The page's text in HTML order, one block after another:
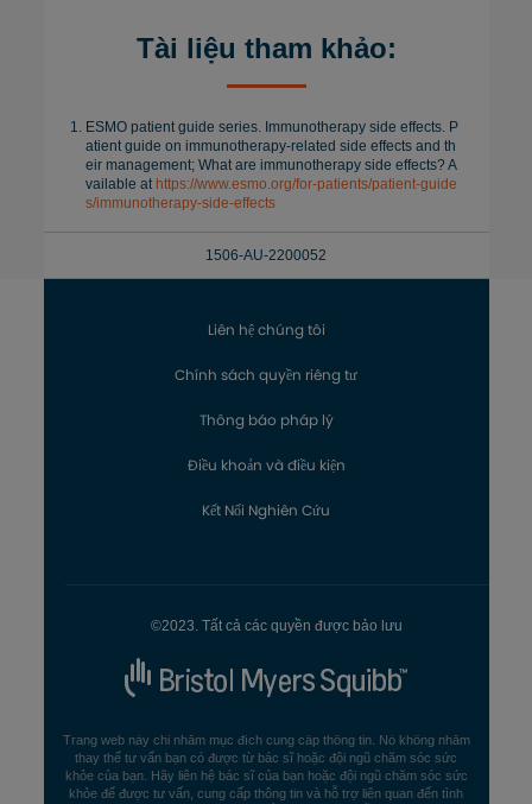
Tài liệu tham khảo:
ESMO patient guide series. Immunotherapy side effects. P
atient guide on immunotherapy-related side effects and th
eir management; What are immunotherapy side effects? A
vailable at https://www.esmo.org/for-patients/patient-guide
s/immunotherapy-side-effects
1506-AU-2200052
©2023. Tất cả các quyền được bảo lưu
Liên hệ chúng tôi
Chính sách quyền riêng tư
Thông báo pháp lý
Điều khoản và điều kiện
Kết Nối Nghiên Cứu
Trang web này chỉ nhằm mục đích cung cấp thông tin. Nó không nhằm
thay thế tư vấn bạn có được từ bác sĩ hoặc đội ngũ chăm sóc sức
khỏe của bạn. Hãy liên hệ bác sĩ của bạn hoặc đội ngũ chăm sóc sức
khỏe để được tư vấn, cung cấp thông tin và hỗ trợ liên quan đến tình